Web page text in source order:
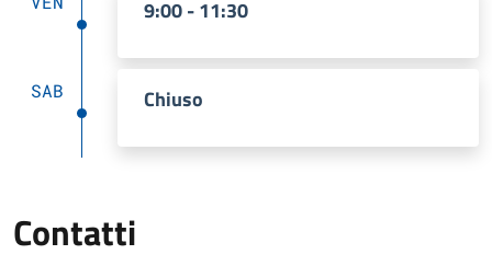
9:00 - 11:30
SAB Chiuso
Contatti